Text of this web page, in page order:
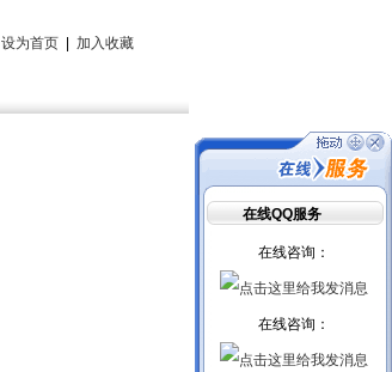
设为首页| 加入收藏
在线QQ服务
在线咨询：
在线咨询：